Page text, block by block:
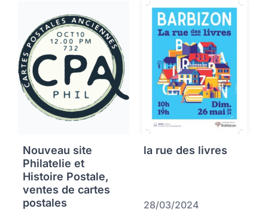
Nouveau site
Philatelie et
Histoire Postale,
ventes de cartes
postales
la rue des livres
28/03/2024